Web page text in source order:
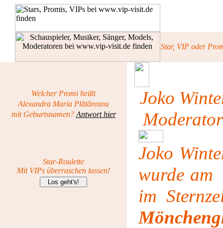
Star, VIP oder
Welcher Promi heißt
Alexandra Maria Plătăreanu
mit Geburtsnamen? Antwort hier
Star-Roulette
Mit VIPs überraschen lassen!
Joko
Moderator
Joko
wurde am
im